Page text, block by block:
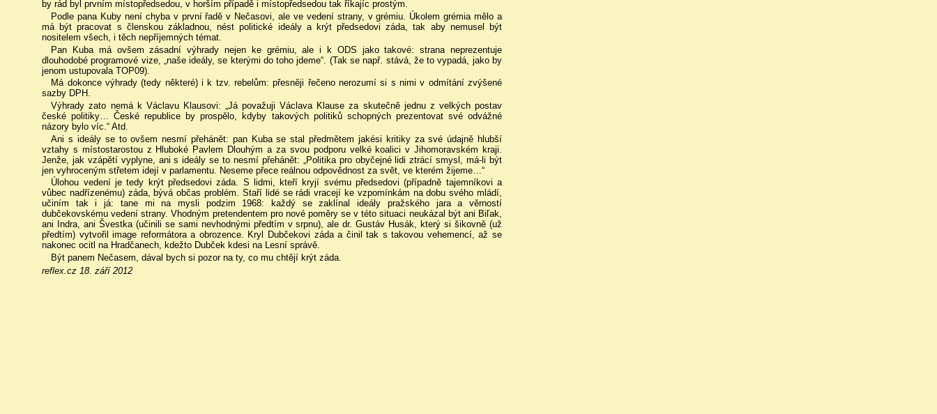
by rád byl prvním místopředsedou, v horším případě i místopředsedou tak říkajíc prostým.
Podle pana Kuby není chyba v první řadě v Nečasovi, ale ve vedení strany, v grémiu. Úkolem grémia mělo a
má být pracovat s členskou základnou, nést politické ideály a krýt předsedovi záda, tak aby nemusel být
nositelem všech, i těch nepříjemných témat.
Pan Kuba má ovšem zásadní výhrady nejen ke grémiu, ale i k ODS jako takové: strana neprezentuje
dlouhodobé programové vize, „naše ideály, se kterými do toho jdeme“. (Tak se např. stává, že to vypadá, jako by
jenom ustupovala TOP09).
Má dokonce výhrady (tedy některé) i k tzv. rebelům: přesněji řečeno nerozumí si s nimi v odmítání zvýšené
sazby DPH.
Výhrady zato nemá k Václavu Klausovi: „Já považuji Václava Klause za skutečně jednu z velkých postav
české politiky… České republice by prospělo, kdyby takových politiků schopných prezentovat své odvážné
názory bylo víc.“ Atd.
Ani s ideály se to ovšem nesmí přehánět: pan Kuba se stal předmětem jakési kritiky za své údajně hlubší
vztahy s místostarostou z Hluboké Pavlem Dlouhým a za svou podporu velké koalici v Jihomoravském kraji.
Jenže, jak vzápětí vyplyne, ani s ideály se to nesmí přehánět: „Politika pro obyčejné lidi ztrácí smysl, má-li být
jen vyhroceným střetem idejí v parlamentu. Neseme přece reálnou odpovědnost za svět, ve kterém žijeme…“
Úlohou vedení je tedy krýt předsedovi záda. S lidmi, kteří kryjí svému předsedovi (případně tajemníkovi a
vůbec nadřízenému) záda, bývá občas problém. Staří lidé se rádi vracejí ke vzpomínkám na dobu svého mládí,
učiním tak i já: tane mi na mysli podzim 1968: každý se zaklínal ideály pražského jara a věrností
dubčekovskému vedení strany. Vhodným pretendentem pro nové poměry se v této situaci neukázal být ani Biľak,
ani Indra, ani Švestka (učinili se sami nevhodnými předtím v srpnu), ale dr. Gustáv Husák, který si šikovně (už
předtím) vytvořil image reformátora a obrozence. Kryl Dubčekovi záda a činil tak s takovou vehemencí, až se
nakonec ocitl na Hradčanech, kdežto Dubček kdesi na Lesní správě.
Být panem Nečasem, dával bych si pozor na ty, co mu chtějí krýt záda.
reflex.cz 18. září 2012